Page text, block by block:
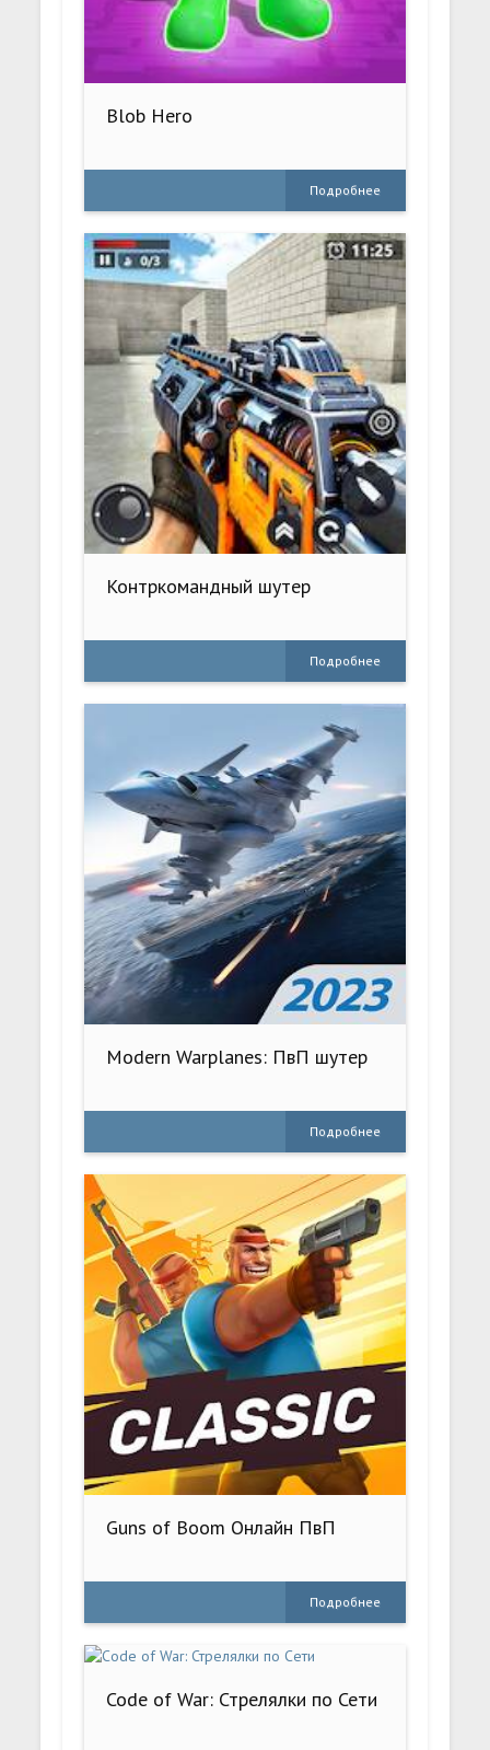
Blob Hero
Подробнее
Контркомандный шутер
Подробнее
Modern Warplanes: ПвП шутер
Подробнее
Guns of Boom Онлайн ПвП
Подробнее
Code of War: Стрелялки по Сети